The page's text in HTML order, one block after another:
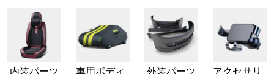
内装パーツ
車用ボディ
外装パーツ
アクセサリ